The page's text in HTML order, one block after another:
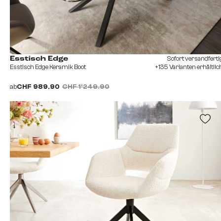
Esstisch Edge
Esstisch Edge Keramik Boot
abCHF 989.90 CHF 1’249.90
Sofort
+135 Varianten